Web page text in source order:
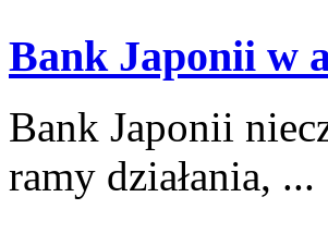
Bank Japonii w
Bank Japonii⁣
ramy‍ działania, ...